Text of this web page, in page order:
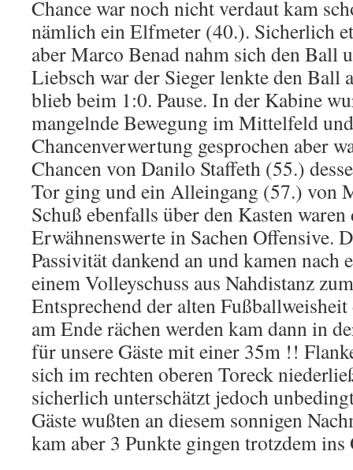
Chance war noch nicht verdaut kam
nämlich ein Elfmeter (40.). Sicherlich
aber Marco Benad nahm sich den Ball
Liebsch war der Sieger lenkte den Ball
blieb beim 1:0. Pause. In der Kabine
mangelnde Bewegung im Mittelfeld
Chancenverwertung gesprochen aber
Chancen von Danilo Staffeth (55.)
Tor ging und ein Alleingang (57.) von
Schuß ebenfalls über den Kasten waren
Erwähnenswerte in Sachen Offensive.
Passivität dankend an und kamen
einem Volleyschuss aus Nahdistanz
Entsprechend der alten
am Ende rächen werden kam dann in
für unsere Gäste mit einer 35m !!
sich im rechten oberen Toreck
sicherlich unterschätzt jedoch
Gäste wußten an diesem sonnigen
kam aber 3 Punkte gingen trotzdem ins